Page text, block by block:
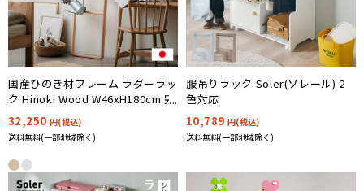
国産ひのき材フレーム ラダーラッ
ク Hinoki Wood W46xH180cm 完
成品
32,250 円(税込)
送料無料(一部地域除く)
服吊りラック Soler(ソレール) 2
色対応
10,789 円(税込)
送料無料(一部地域除く)